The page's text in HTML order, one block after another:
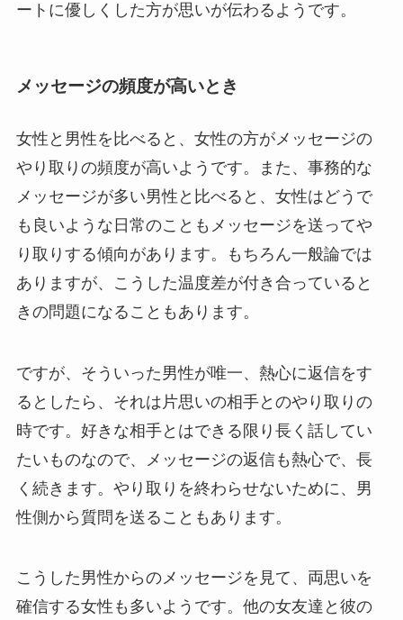
ートに優しくした方が思いが伝わるようです。
メッセージの頻度が高いとき
女性と男性を比べると、女性の方がメッセージの
やり取りの頻度が高いようです。また、事務的な
メッセージが多い男性と比べると、女性はどうで
も良いような日常のこともメッセージを送ってや
り取りする傾向があります。もちろん一般論では
ありますが、こうした温度差が付き合っていると
きの問題になることもあります。
ですが、そういった男性が唯一、熱心に返信をす
るとしたら、それは片思いの相手とのやり取りの
時です。好きな相手とはできる限り長く話してい
たいものなので、メッセージの返信も熱心で、長
く続きます。やり取りを終わらせないために、男
性側から質問を送ることもあります。
こうした男性からのメッセージを見て、両思いを
確信する女性も多いようです。他の女友達と彼の